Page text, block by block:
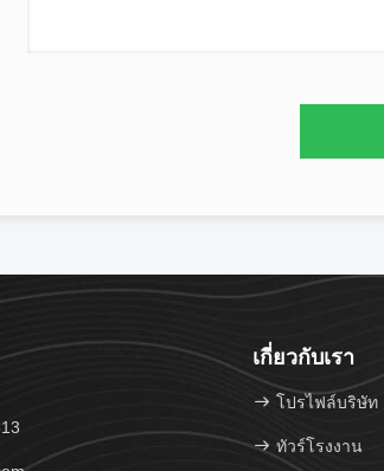
เกี่ยวกับเรา
โปรไฟล์บริษัท
ทัวร์โรงงาน